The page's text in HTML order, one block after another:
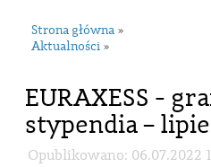
Strona główna »
Aktualności »
EURAXESS -
stypendia –
Opublikowano: 06.07.2022